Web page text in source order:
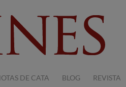
DE CATA BLOG REVISTA